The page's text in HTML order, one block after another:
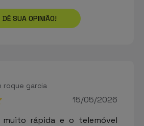
DÊ SUA OPINIÃO!
roque garcia
15/05/2026
rápida e o telemóvel